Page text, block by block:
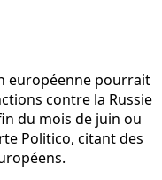
européenne pourrait
contre la Russie
du mois de juin ou
Politico, citant des